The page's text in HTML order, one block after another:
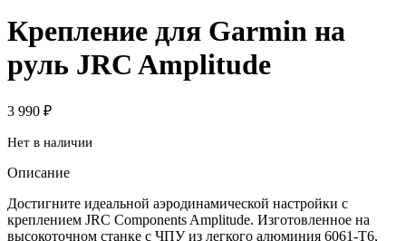
Крепление для Garmin на
руль JRC Amplitude
3 990 ₽
Нет в наличии
Описание
Достигните идеальной аэродинамической настройки с
креплением JRC Components Amplitude. Изготовленное на
высокоточном станке с ЧПУ из легкого алюминия 6061-T6,